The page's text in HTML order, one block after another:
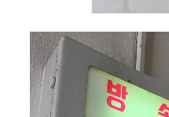
소개이미지3